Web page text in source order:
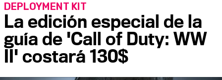
La edición especial de la
guía de 'Call of Duty: WW
II' costará 130$
DEPLOYMENT KIT